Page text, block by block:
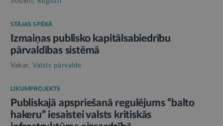
STĀJAS SPĒKĀ
Izmaiņas publisko kapitālsabiedrību
pārvaldības sistēmā
Vakar, Valsts pārvalde
LIKUMPROJEKTS
Publiskajā apspriešanā regulējums “balto
hakeru” iesaistei valsts kritiskās